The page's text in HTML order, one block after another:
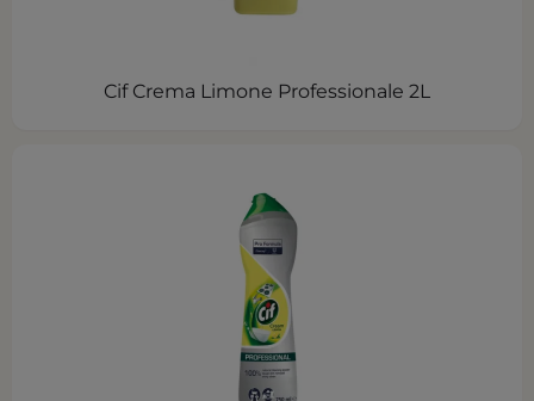
Cif Crema Limone Professionale 2L